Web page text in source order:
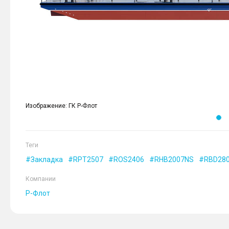
Изображение: ГК Р-Флот
Теги
Закладка RPT2507 ROS2406 RHB2007NS
Компании
Р-Флот